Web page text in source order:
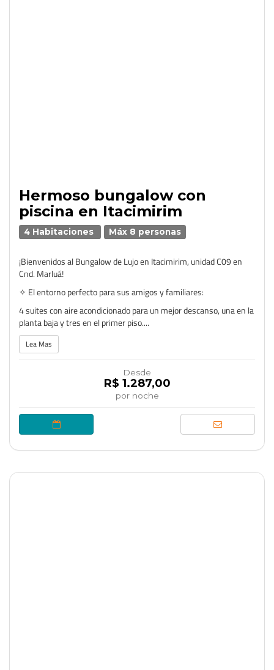
Hermoso bungalow con
piscina en Itacimirim
4 Habitaciones Máx 8 personas
¡Bienvenidos al Bungalow de Lujo en Itacimirim, unidad C09 en
Cnd. Marluá!
✧ El entorno perfecto para sus amigos y familiares:
4 suites con aire acondicionado para un mejor descanso, una en la
planta baja y tres en el primer piso....
Lea Mas
Desde
R$ 1.287,00
por noche